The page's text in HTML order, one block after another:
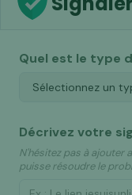
Quel est le type
Décrivez votre
N'hésitez pas à ajouter
puisse résoudre le